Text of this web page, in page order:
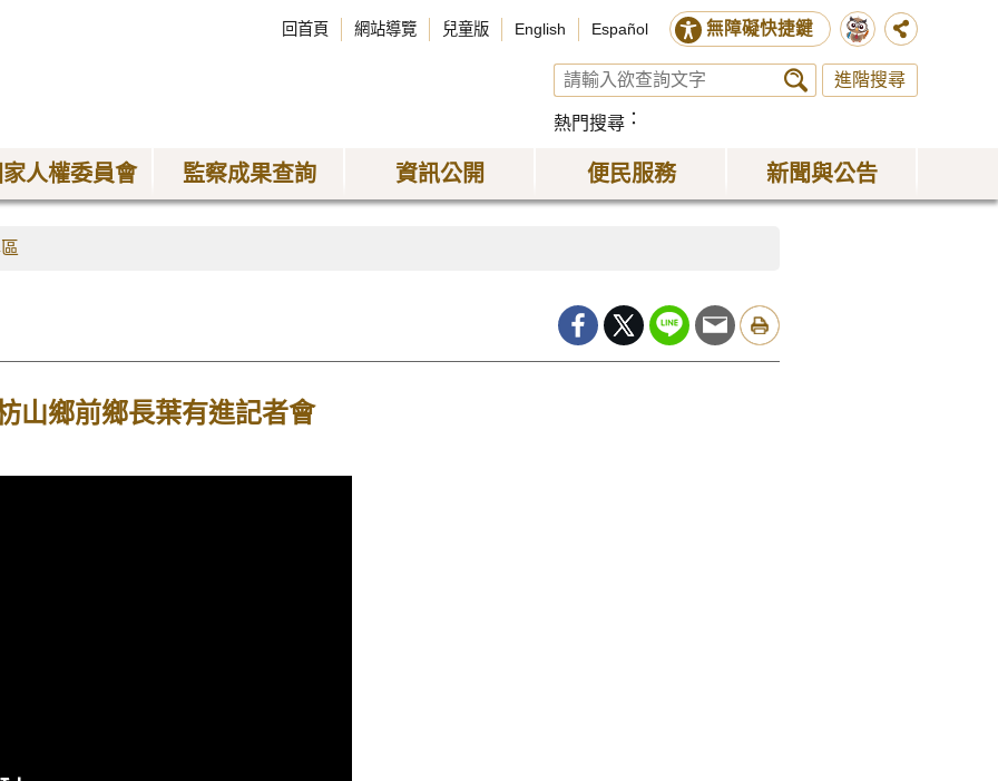
回首頁 網站導覽 兒童版 English Español 無障礙快捷鍵
進階搜尋
熱門搜尋
人權委員會 監察成果查詢 資訊公開 便民服務 新聞與公告
山鄉前鄉長葉有進記者會